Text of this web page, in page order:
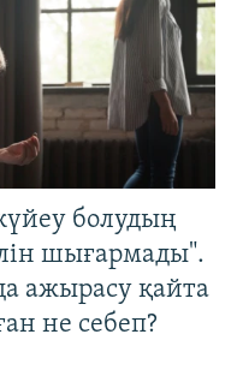
болудың
шығармады".
ажырасу қайта
не себеп?